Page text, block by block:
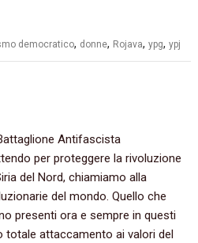
democratico, donne, Rojava,ypg,ypj
Antifascista
per proteggere la rivoluzione
del Nord, chiamiamo alla
del mondo. Quello che
presenti ora e sempre in questi
attaccamento ai valori del